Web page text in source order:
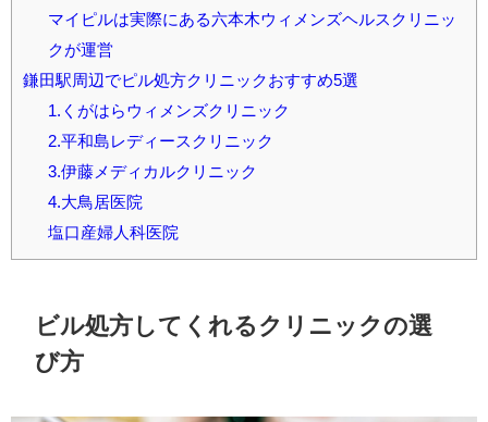
マイピルは実際にある六本木ウィメンズヘルスクリニッ
クが運営
鎌田駅周辺でピル処方クリニックおすすめ5選
1.くがはらウィメンズクリニック
2.平和島レディースクリニック
3.伊藤メディカルクリニック
4.大鳥居医院
塩口産婦人科医院
ビル処方してくれるクリニックの選
び方